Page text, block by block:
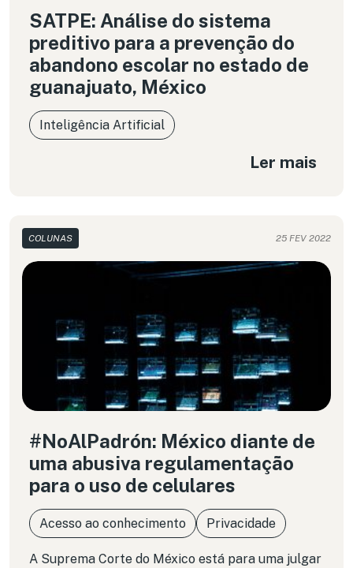
SATPE: Análise do sistema
preditivo para a prevenção do
abandono escolar no estado de
guanajuato, México
Inteligência Artificial
Ler mais
COLUNAS 25 FEV 2022
#NoAlPadrón: México diante de
uma abusiva regulamentação
para o uso de celulares
Acesso ao conhecimento Privacidade
A Suprema Corte do México está para uma julgar